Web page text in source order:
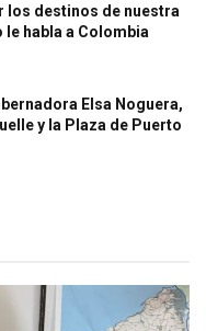
los destinos de nuestra
le habla a Colombia
Elsa Noguera,
y la Plaza de Puerto